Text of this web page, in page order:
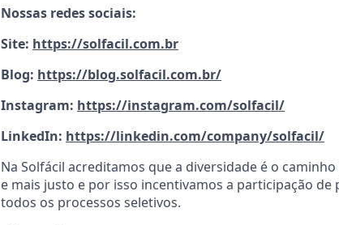
Nossas redes sociais:
Site: https://solfacil.com.br
Blog: https://blog.solfacil.com.br/
Instagram: https://instagram.com/solfacil/
LinkedIn: https://linkedin.com/company/solfacil/
Na Solfácil acreditamos que a diversidade é o
e mais justo e por isso incentivamos a participação de
todos os processos seletivos.